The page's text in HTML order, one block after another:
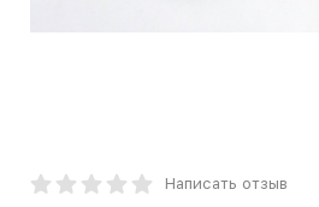
Написать отзыв